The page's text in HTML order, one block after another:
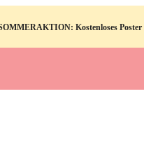
Kostenloses Poster